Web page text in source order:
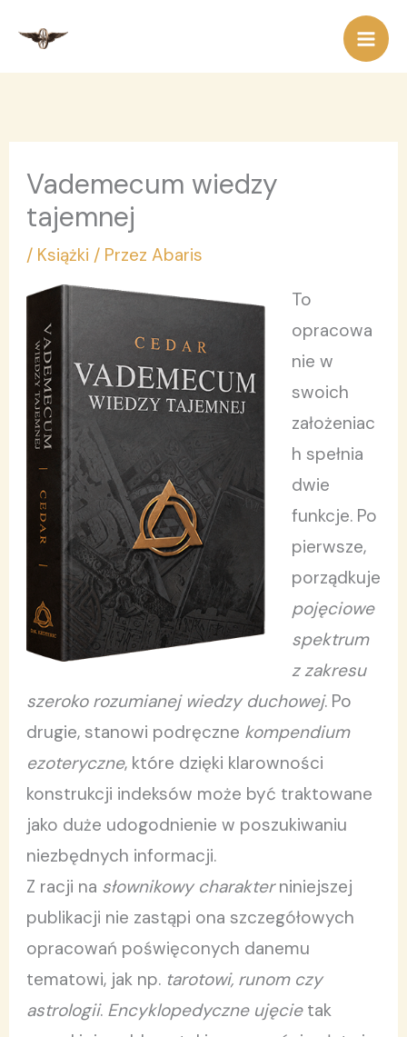
treści
Vademecum wiedzy
tajemnej
/ Książki / PrzezAbaris
To
opracowa
nie w
swoich
założeniac
h spełnia
dwie
funkcje. Po
pierwsze,
porządkuje
pojęciowe
spektrum
z zakresu
szeroko rozumianej wiedzy duchowej. Po
drugie, stanowi podręczne kompendium
ezoteryczne, które dzięki klarowności
konstrukcji indeksów może być traktowane
jako duże udogodnienie w poszukiwaniu
niezbędnych informacji.
Z racji na słownikowy charakterniniejszej
publikacji nie zastąpi ona szczegółowych
opracowań poświęconych danemu
tematowi, jak np. tarotowi, runom czy
astrologii. Encyklopedyczne ujęcietak